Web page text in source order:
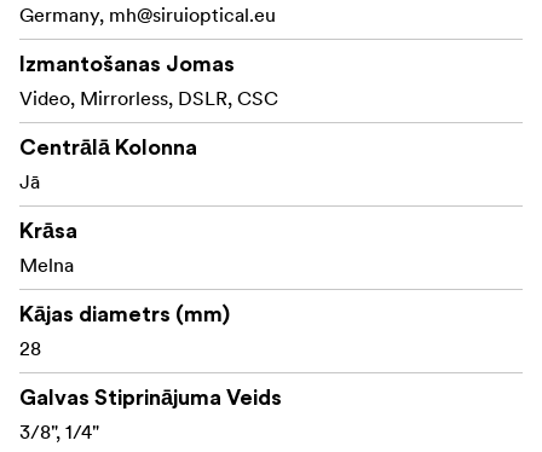
Germany, mh@siruioptical.eu
Izmantošanas Jomas
Video, Mirrorless, DSLR, CSC
Centrālā Kolonna
Jā
Krāsa
Melna
Kājas diametrs (mm)
28
Galvas Stiprinājuma Veids
3/8", 1/4"